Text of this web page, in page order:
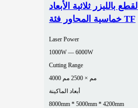
بالليزر ثلاثية الأبعاد
خماسية المحاور فئة TF
Laser Power
1000W — 6000W
Cutting Range
4000 مم × 2500 مم
أبعاد الماكينة
8000mm * 5000mm * 4200mm